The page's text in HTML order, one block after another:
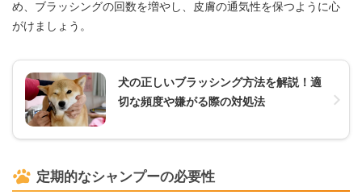
め、ブラッシングの回数を増やし、皮膚の通気性を保つように心
がけましょう。
犬の正しいブラッシング方法を解説！適
切な頻度や嫌がる際の対処法
定期的なシャンプーの必要性